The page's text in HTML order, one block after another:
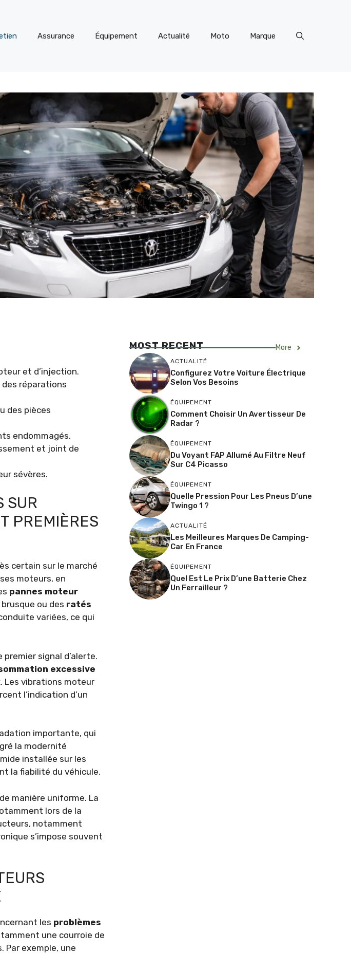
Assurance Équipement Actualité Moto Marque
et d’injection.
réparations
des pièces
endommagés.
et joint de
sévères.
SUR
PREMIÈRES
certain sur le marché
moteurs, en
pannes moteur
brusque ou des ratés
variées, ce qui
signal d’alerte.
excessive
Les vibrations moteur
l’indication d’un
importante, qui
la modernité
installée sur les
la fiabilité du véhicule.
manière uniforme. La
lors de la
notamment
s’impose souvent
les problèmes
une courroie de
Par exemple, une
MOST RECENT More
ACTUALITÉ
Configurez Votre Voiture Électrique
Selon Vos Besoins
ÉQUIPEMENT
Comment Choisir Un Avertisseur De
Radar ?
ÉQUIPEMENT
Du Voyant FAP Allumé Au Filtre Neuf
Sur C4 Picasso
ÉQUIPEMENT
Quelle Pression Pour Les Pneus D’une
Twingo 1 ?
ACTUALITÉ
Les Meilleures Marques De Camping-
Car En France
ÉQUIPEMENT
Quel Est Le Prix D’une Batterie Chez
Un Ferrailleur ?